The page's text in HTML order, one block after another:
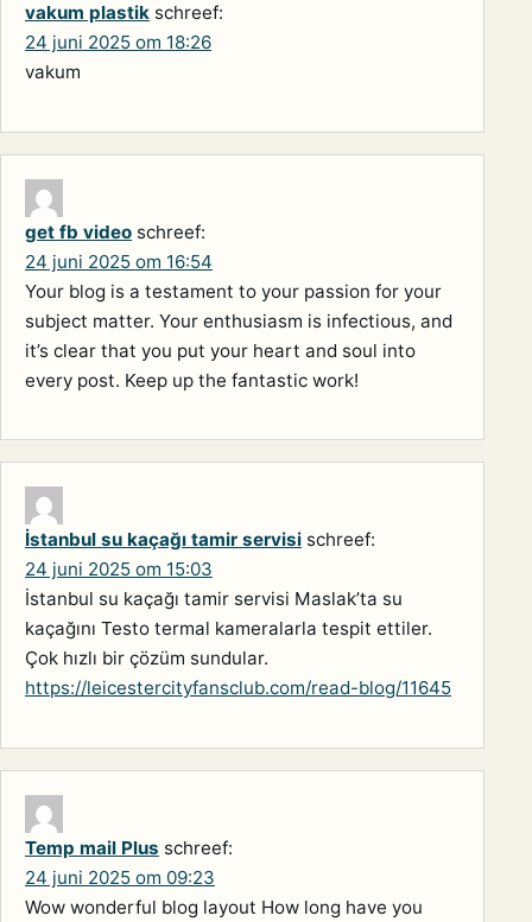
vakum plastik schreef:
24 juni 2025 om 18:26
vakum
get fb video schreef:
24 juni 2025 om 16:54
Your blog is a testament to your passion for your
subject matter. Your enthusiasm is infectious, and
it’s clear that you put your heart and soul into
every post. Keep up the fantastic work!
İstanbul su kaçağı tamir servisi schreef:
24 juni 2025 om 15:03
İstanbul su kaçağı tamir servisi Maslak’ta su
kaçağını Testo termal kameralarla tespit ettiler.
Çok hızlı bir çözüm sundular.
https://leicestercityfansclub.com/read-blog/11645
Temp mail Plus schreef:
24 juni 2025 om 09:23
Wow wonderful blog layout How long have you